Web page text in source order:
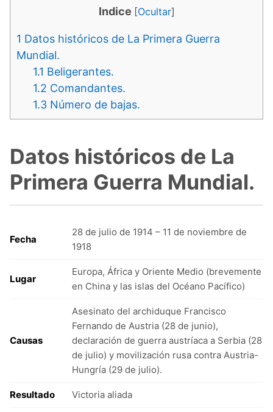
Indice [Ocultar]
1 Datos históricos de La Primera Guerra
Mundial.
1.1 Beligerantes.
1.2 Comandantes.
1.3 Número de bajas.
Datos históricos de La
Primera Guerra Mundial.
Fecha
28 de julio de 1914 – 11 de noviembre de
1918
Lugar
Europa, África y Oriente Medio (brevemente
en China y las islas del Océano Pacífico)
Causas
Asesinato del archiduque Francisco
Fernando de Austria (28 de junio),
declaración de guerra austríaca a Serbia (28
de julio) y movilización rusa contra Austria-
Hungría (29 de julio).
Resultado Victoria aliada